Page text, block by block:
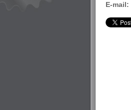
E-mail: